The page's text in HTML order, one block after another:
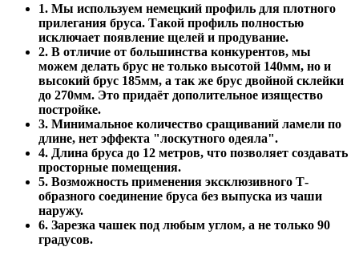
1. Мы используем немецкий профиль для плотного
прилегания бруса. Такой профиль полностью
исключает появление щелей и продувание.
2. В отличие от большинства конкурентов, мы
можем делать брус не только высотой 140мм, но и
высокий брус 185мм, а так же брус двойной склейки
до 270мм. Это придаёт дополительное изящество
постройке.
3. Минимальное количество сращиваний ламели по
длине, нет эффекта "лоскутного одеяла".
4. Длина бруса до 12 метров, что позволяет создавать
просторные помещения.
5. Возможность применения эксклюзивного Т-
образного соединение бруса без выпуска из чаши
наружу.
6. Зарезка чашек под любым углом, а не только 90
градусов.